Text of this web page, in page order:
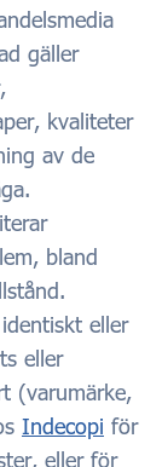
gäller
kvaliteter
av de
bland
eller
eller
(varumärke,
Indecopi för
eller för